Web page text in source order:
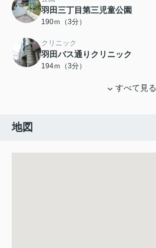
羽田三丁目第三児童公園
190ｍ（3分）
クリニック
羽田バス通りクリニック
194ｍ（3分）
すべて見る
地図